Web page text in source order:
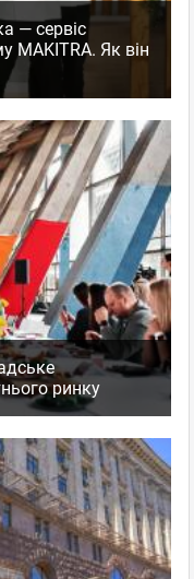
пожаловаться
ответить
в Киеве! Очень
Оценка 0
ответить
— сервіс
MAKITRA. Як він
ринку